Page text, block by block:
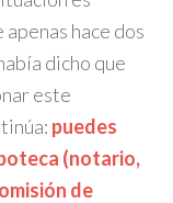
apenas hace dos
dicho que
este
puedes
(notario,
de